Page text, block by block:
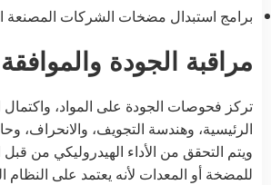
برامج استبدال مضخات الشركات المصنعة
مراقبة الجودة والموافقة
تركز فحوصات الجودة على المواد، واكتمال
الرئيسية، وهندسة التجويف، والانحراف،
ويتم التحقق من الأداء الهيدروليكي من
للمضخة أو المعدات لأنه يعتمد على النظام